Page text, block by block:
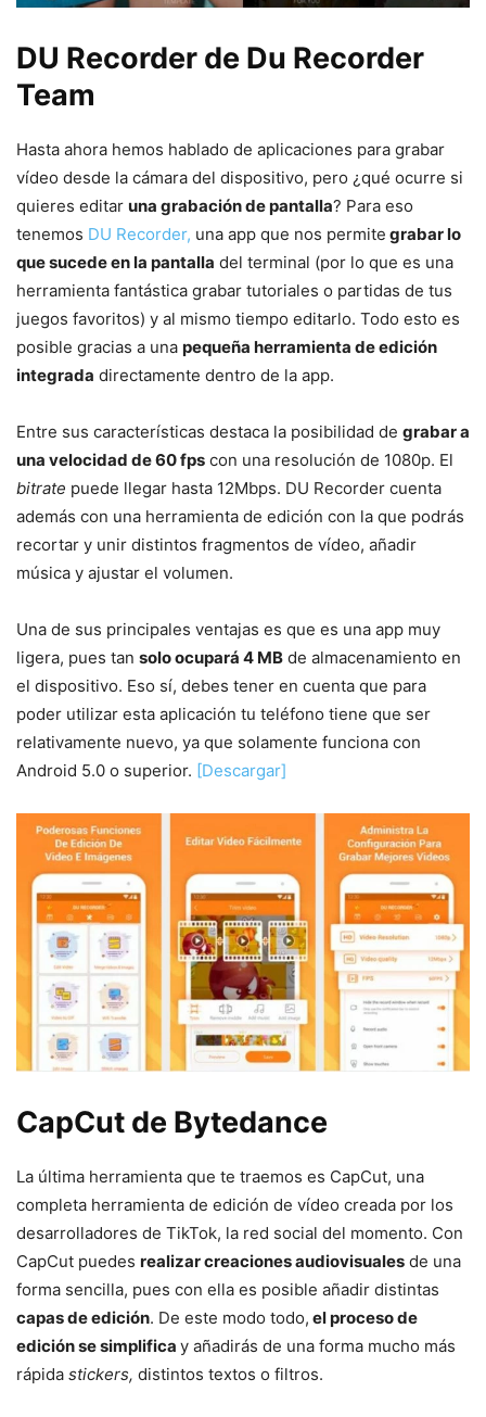
DU Recorder de Du Recorder
Team
Hasta ahora hemos hablado de aplicaciones para grabar
vídeo desde la cámara del dispositivo, pero ¿qué ocurre si
quieres editar una grabación de pantalla? Para eso
tenemos DU Recorder, una app que nos permite grabar lo
que sucede en la pantalla del terminal (por lo que es una
herramienta fantástica grabar tutoriales o partidas de tus
juegos favoritos) y al mismo tiempo editarlo. Todo esto es
posible gracias a una pequeña herramienta de edición
integrada directamente dentro de la app.
Entre sus características destaca la posibilidad de grabar a
una velocidad de 60 fps con una resolución de 1080p. El
bitrate puede llegar hasta 12Mbps. DU Recorder cuenta
además con una herramienta de edición con la que podrás
recortar y unir distintos fragmentos de vídeo, añadir
música y ajustar el volumen.
Una de sus principales ventajas es que es una app muy
ligera, pues tan solo ocupará 4 MB de almacenamiento en
el dispositivo. Eso sí, debes tener en cuenta que para
poder utilizar esta aplicación tu teléfono tiene que ser
relativamente nuevo, ya que solamente funciona con
Android 5.0 o superior. [Descargar]
CapCut de Bytedance
La última herramienta que te traemos es CapCut, una
completa herramienta de edición de vídeo creada por los
desarrolladores de TikTok, la red social del momento. Con
CapCut puedes realizar creaciones audiovisuales de una
forma sencilla, pues con ella es posible añadir distintas
capas de edición. De este modo todo, el proceso de
edición se simplifica y añadirás de una forma mucho más
rápida stickers, distintos textos o filtros.